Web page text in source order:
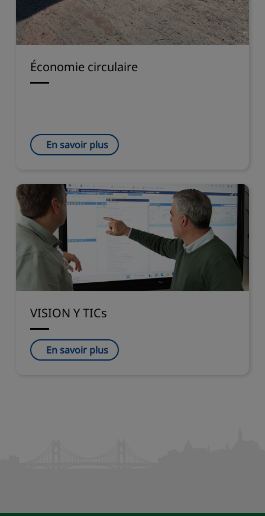
Économie circulaire
En savoir plus
VISION Y TICs
En savoir plus